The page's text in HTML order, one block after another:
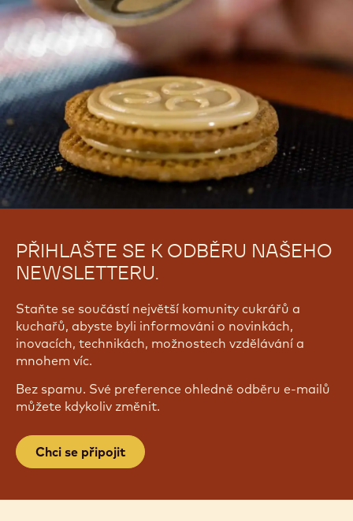
PŘIHLAŠTE SE K ODBĚRU NAŠEHO
NEWSLETTERU.
Staňte se součástí největší komunity cukrářů a
kuchařů, abyste byli informováni o novinkách,
inovacích, technikách, možnostech vzdělávání a
mnohem víc.
Bez spamu. Své preference ohledně odběru e-mailů
můžete kdykoliv změnit.
Chci se připojit